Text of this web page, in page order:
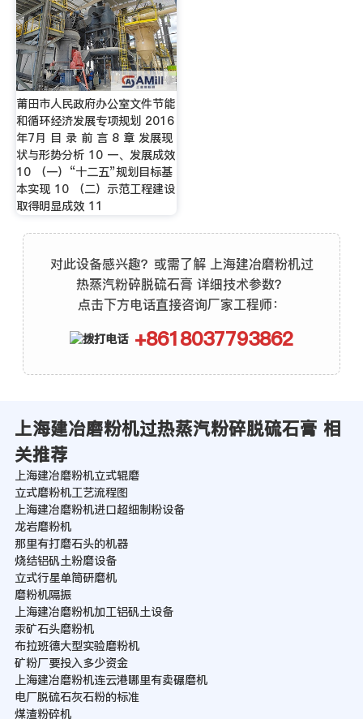
莆田市人民政府办公室文件节能
和循环经济发展专项规划 2016
年7月 目 录 前 言 8 章 发展现
状与形势分析 10 一、发展成效
10 （一）“十二五”规划目标基
本实现 10 （二）示范工程建设
取得明显成效 11
对此设备感兴趣？或需了解 上海建冶磨粉机过
热蒸汽粉碎脱硫石膏 详细技术参数？
点击下方电话直接咨询厂家工程师：
+8618037793862
上海建冶磨粉机过热蒸汽粉碎脱硫石膏 相
关推荐
上海建冶磨粉机立式辊磨
立式磨粉机工艺流程图
上海建冶磨粉机进口超细制粉设备
龙岩磨粉机
那里有打磨石头的机器
烧结铝矾土粉磨设备
立式行星单筒研磨机
磨粉机隔振
上海建冶磨粉机加工铝矾土设备
汞矿石头磨粉机
布拉班德大型实验磨粉机
矿粉厂要投入多少资金
上海建冶磨粉机连云港哪里有卖碾磨机
电厂脱硫石灰石粉的标准
煤渣粉碎机